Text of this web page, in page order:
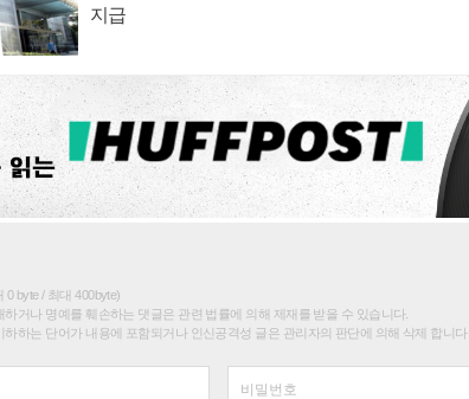
지급
byte / 최대 400byte)
거나 명예를 훼손하는 댓글은 관련 법률에 의해 제재를 받을 수 있습니다.
하는 단어가 내용에 포함되거나 인신공격성 글은 관리자의 판단에 의해 삭제 합니다.